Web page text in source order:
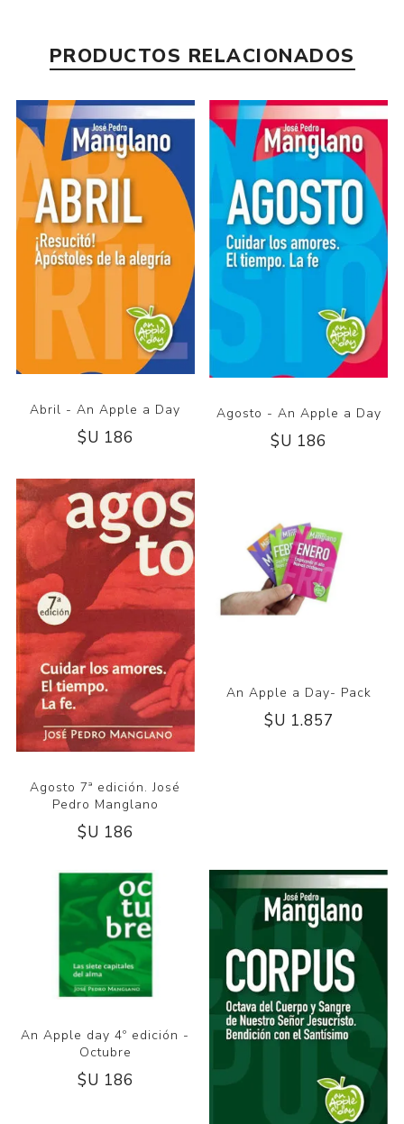
PRODUCTOS RELACIONADOS
Abril - An Apple a Day
$U 186
Agosto - An Apple a Day
$U 186
Agosto 7ª edición. José
Pedro Manglano
$U 186
An Apple a Day- Pack
$U 1.857
An Apple day 4º edición -
Octubre
$U 186